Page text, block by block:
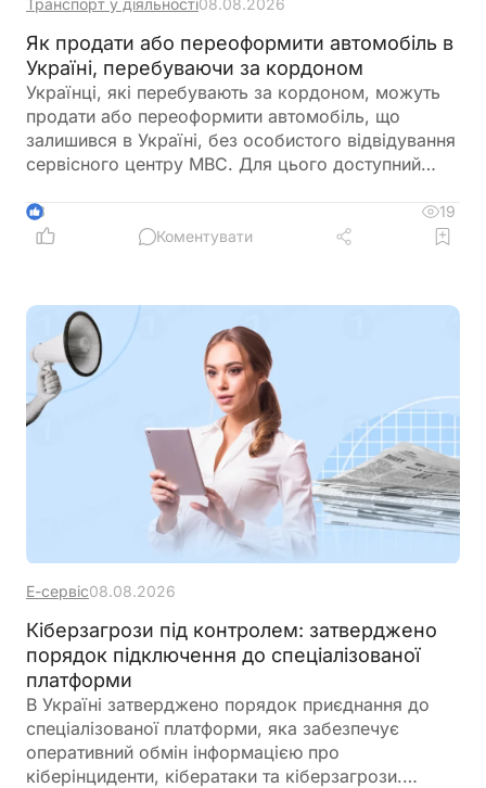
Як продати або переоформити автомобіль в
Україні, перебуваючи за кордоном
Українці, які перебувають за кордоном, можуть
продати або переоформити автомобіль, що
залишився в Україні, без особистого відвідування
сервісного центру МВС. Для цього доступний
довіреності на уповноваженого представника
3
19
Коментувати
Е-сервіс08.08.2026
Кіберзагрози під контролем: затверджено
порядок підключення до спеціалізованої
платформи
В Україні затверджено порядок приєднання до
спеціалізованої платформи, яка забезпечує
оперативний обмін інформацією про
кіберінциденти, кібератаки та кіберзагрози.